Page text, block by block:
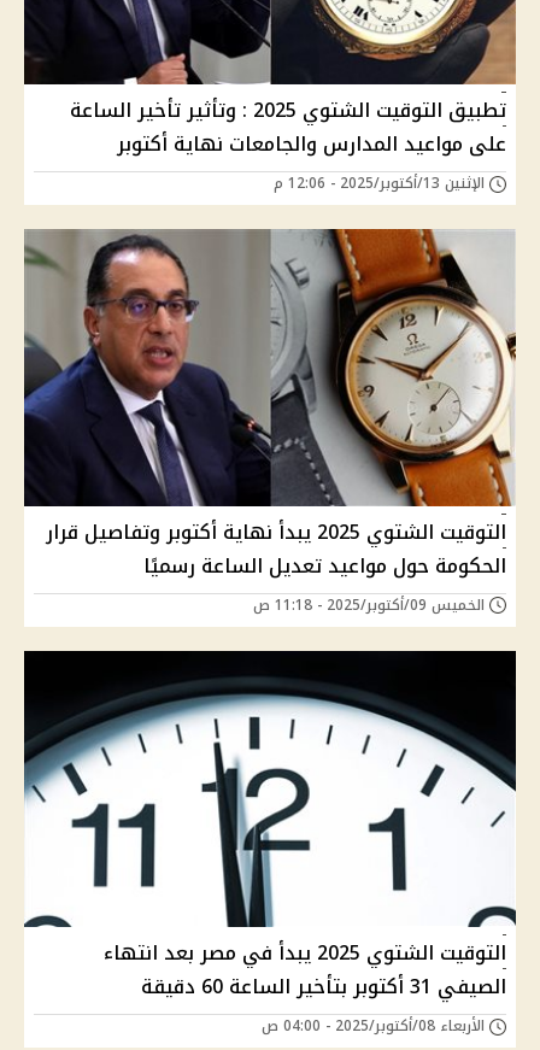
تطبيق التوقيت الشتوي 2025 : وتأثير تأخير الساعة
على مواعيد المدارس والجامعات نهاية أكتوبر
الإثنين 13/أكتوبر/2025 - 12:06 م
التوقيت الشتوي 2025 يبدأ نهاية أكتوبر وتفاصيل قرار
الحكومة حول مواعيد تعديل الساعة رسميًا
الخميس 09/أكتوبر/2025 - 11:18 ص
التوقيت الشتوي 2025 يبدأ في مصر بعد انتهاء
الصيفي 31 أكتوبر بتأخير الساعة 60 دقيقة
الأربعاء 08/أكتوبر/2025 - 04:00 ص